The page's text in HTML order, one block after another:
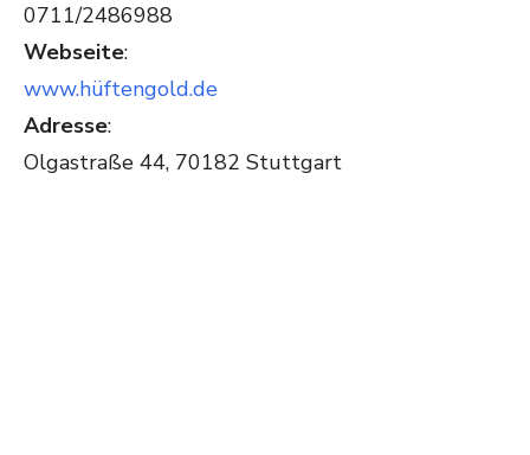
0711/2486988
Webseite:
www.hüftengold.de
Adresse:
Olgastraße 44, 70182 Stuttgart